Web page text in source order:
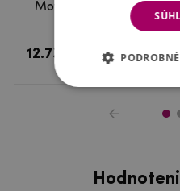
Mofi celoplošné
10T 5G /
12.73 € Skladom